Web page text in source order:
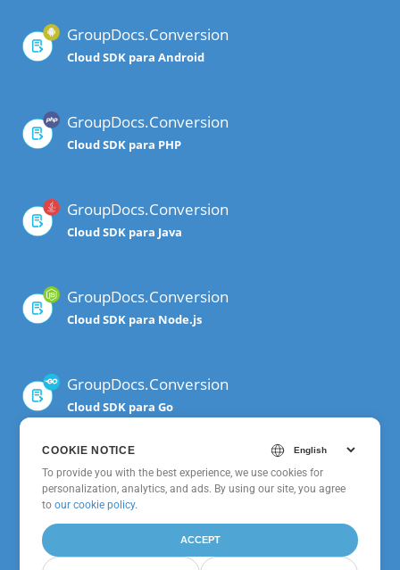
GroupDocs.Conversion
Cloud SDK para Android
GroupDocs.Conversion
Cloud SDK para PHP
GroupDocs.Conversion
Cloud SDK para Java
GroupDocs.Conversion
Cloud SDK para Node.js
GroupDocs.Conversion
Cloud SDK para Go
GroupDocs.Conversion
Cloud para cURL
GroupDocs.Conversion
COOKIE NOTICE
To provide you with the best experience, we use cookies for
personalization, analytics, and ads. By using our site, you agree
toour cookie policy.
ACCEPT